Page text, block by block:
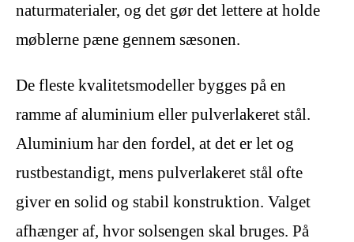
naturmaterialer, og det gør det lettere at holde
møblerne pæne gennem sæsonen.
De fleste kvalitetsmodeller bygges på en
ramme af aluminium eller pulverlakeret stål.
Aluminium har den fordel, at det er let og
rustbestandigt, mens pulverlakeret stål ofte
giver en solid og stabil konstruktion. Valget
afhænger af, hvor solsengen skal bruges. På